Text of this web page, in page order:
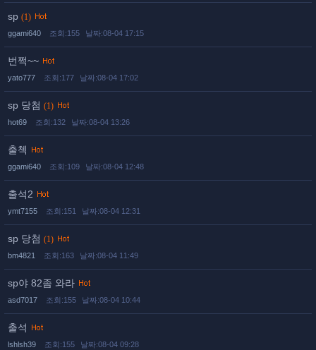
sp (1)
ggami640 조회:155 날짜:08-04 17:15
번쩍~~
yato777 조회:177 날짜:08-04 17:02
sp 당첨 (1)
hot69 조회:132 날짜:08-04 13:26
출첵
ggami640 조회:109 날짜:08-04 12:48
출석2
ymt7155 조회:151 날짜:08-04 12:31
sp 당첨 (1)
bm4821 조회:163 날짜:08-04 11:49
sp야 82좀 와라
asd7017 조회:155 날짜:08-04 10:44
출석
lshlsh39 조회:155 날짜:08-04 09:28